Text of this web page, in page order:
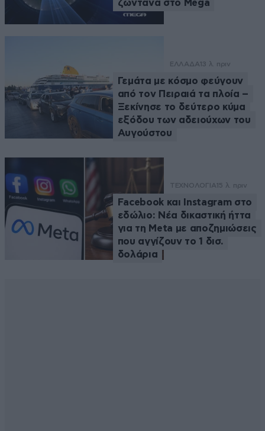
ζωντανά στο Mega
ΕΛΛΑΔΑ 13 λ. πριν
Γεμάτα με κόσμο φεύγουν
από τον Πειραιά τα πλοία –
Ξεκίνησε το δεύτερο κύμα
εξόδου των αδειούχων του
Αυγούστου
ΤΕΧΝΟΛΟΓΙΑ 15 λ. πριν
Facebook και Instagram στο
εδώλιο: Νέα δικαστική ήττα
για τη Meta με αποζημιώσεις
που αγγίζουν το 1 δισ.
δολάρια